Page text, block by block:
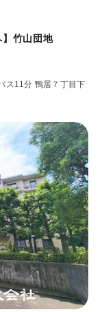
】竹山団地
ス11分 鴨居７丁目下